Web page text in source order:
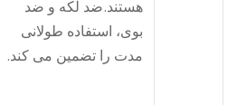
هستند.ضد لکه و ضد
بوی، استفاده طولانی
مدت را تضمین می کند.